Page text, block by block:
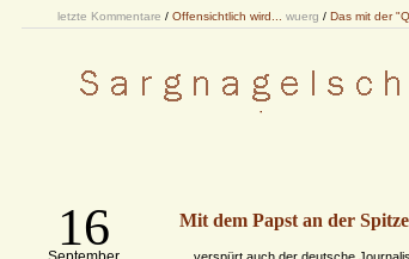
letzte Kommentare / Offensichtlich wird... wuerg / Das mit der
16 Mit dem Papst an der